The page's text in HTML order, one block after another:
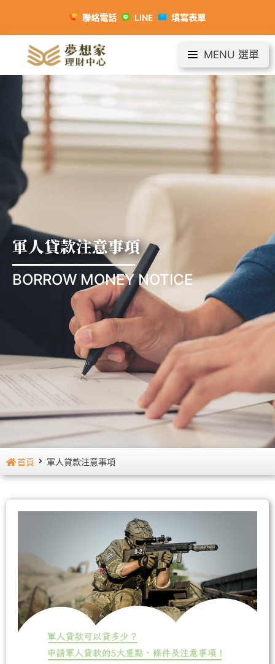
聯絡電話 LINE 填寫表單
MENU 選單
軍人貸款注意事項
BORROW MONEY NOTICE
首頁 軍人貸款注意事項